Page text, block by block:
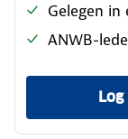
Gelegen in
ANWB-